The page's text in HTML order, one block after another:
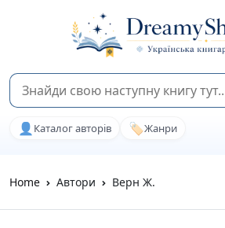
👤 Каталог авторів 🏷️Жанри
Home Автори Верн Ж.